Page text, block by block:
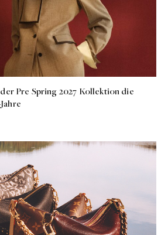
Pre Spring 2027 Kollektion die